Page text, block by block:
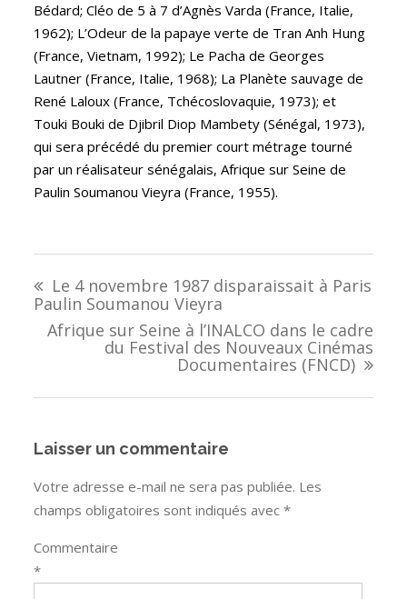
Bédard; Cléo de 5 à 7 d’Agnès Varda (France, Italie,
1962); L’Odeur de la papaye verte de Tran Anh Hung
(France, Vietnam, 1992); Le Pacha de Georges
Lautner (France, Italie, 1968); La Planète sauvage de
René Laloux (France, Tchécoslovaquie, 1973); et
Touki Bouki de Djibril Diop Mambety (Sénégal, 1973),
qui sera précédé du premier court métrage tourné
par un réalisateur sénégalais, Afrique sur Seine de
Paulin Soumanou Vieyra (France, 1955).
de
l’article
Le 4 novembre 1987 disparaissait à Paris
Paulin Soumanou Vieyra
Afrique sur Seine à l’INALCO dans le cadre
du Festival des Nouveaux Cinémas
Documentaires (FNCD)
Laisser un commentaire
Votre adresse e-mail ne sera pas publiée. Les
champs obligatoires sont indiqués avec*
Commentaire
*